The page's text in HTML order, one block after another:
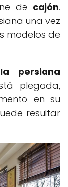
de cajón.
una vez
modelos de
persiana
plegada,
en su
resultar